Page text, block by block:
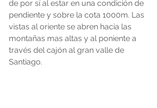
de por sí al estar en una condición de
pendiente y sobre la cota 1000m. Las
vistas al oriente se abren hacia las
montañas mas altas y al poniente a
través del cajón al gran valle de
Santiago.